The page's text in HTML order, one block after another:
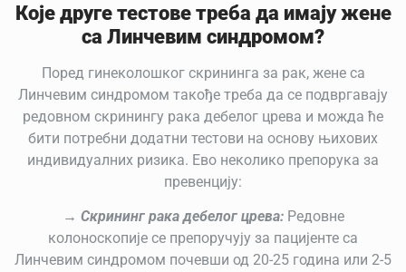
Које друге тестове треба да имају жене
са Линчевим синдромом?
Поред гинеколошког скрининга за рак, жене са
Линчевим синдромом такође треба да се подвргавају
редовном скринингу рака дебелог црева и можда ће
бити потребни додатни тестови на основу њихових
индивидуалних ризика. Ево неколико препорука за
превенцију:
→ Скрининг рака дебелог црева:Редовне
колоноскопије се препоручују за пацијенте са
Линчевим синдромом почевши од 20-25 година или 2-5